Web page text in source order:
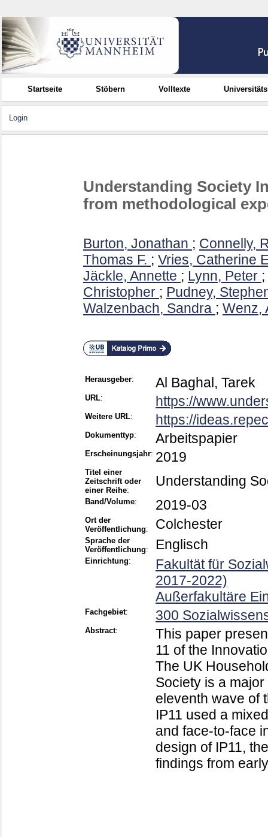
Startseite Stöbern Volltexte
Login
Understanding Society
from methodological
Burton, Jonathan ; Connelly,
Thomas F. ; Vries, Catherine
Jäckle, Annette ; Lynn, Peter ;
Christopher ; Pudney,
Walzenbach, Sandra ; Wenz,
Herausgeber: Al Baghal, Tarek
URL: https://
Weitere URL: https://
Dokumenttyp: Arbeitspapier
Erscheinungsjahr: 2019
Titel einer
Zeitschrift oder
einer Reihe:
Understanding
Band/Volume: 2019-03
Ort der
Veröffentlichung: Colchester
Sprache der
Veröffentlichung: Englisch
Einrichtung:
Fakultät für
2017-2022)
Außerfakultäre
Fachgebiet: 300
Abstract:
This paper
11 of the
The UK
Society is a
eleventh wave of
IP11 used a
and face-to-face
design of IP11,
findings from